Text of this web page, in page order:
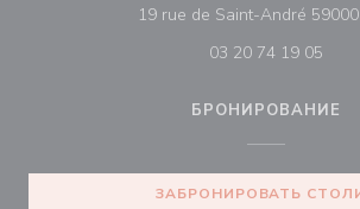
19 rue de Saint-André
03 20 74 19 05
БРОНИРОВАНИЕ
ЗАБРОНИРОВАТЬ